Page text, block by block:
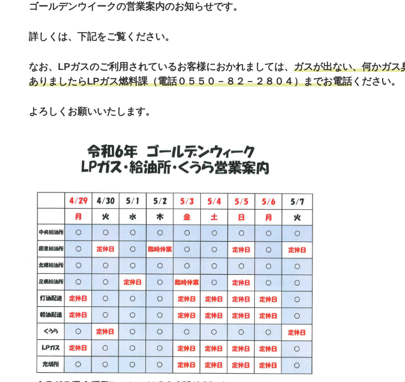
ゴールデンウイークの営業案内のお知らせです。
詳しくは、下記をご覧ください。
なお、LPガスのご利用されているお客様におかれましては、ガスが出ない、何かガス
ありましたらLPガス燃料課（電話０５５０－８２－２８０４）までお電話ください。
よろしくお願いいたします。